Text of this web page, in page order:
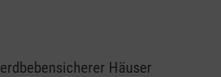
Häuser